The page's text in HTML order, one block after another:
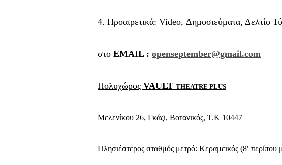
4. Προαιρετικά: Video, Δημοσιεύματα, Δελτίο
στο EMAIL : openseptember@gmail.com
Πολυχώρος VAULT THEATRE PLUS
Μελενίκου 26, Γκάζι, Βοτανικός, T.K 10447
Πλησιέστερος σταθμός μετρό: Κεραμεικός (8′ περίπου